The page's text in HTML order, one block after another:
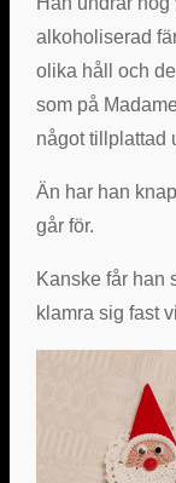
alkoholiserad
olika håll och
som på
något tillplattad
Än har han
går för.
Kanske får han
klamra sig fast